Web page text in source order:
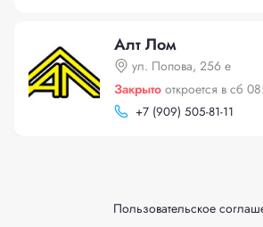
Алт Лом
ул. Попова, 256 е
Закрыто откроется в сб
+7 (909) 505-81-11
Пользовательское